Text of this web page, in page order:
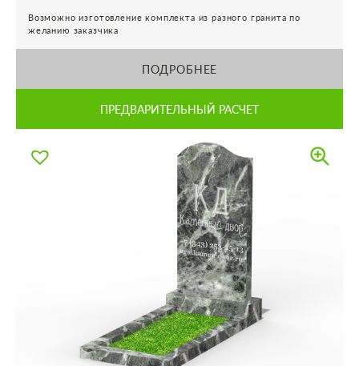
Возможно изготовление комплекта из разного гранита по
желанию заказчика
ПОДРОБНЕЕ
ПРЕДВАРИТЕЛЬНЫЙ РАСЧЕТ